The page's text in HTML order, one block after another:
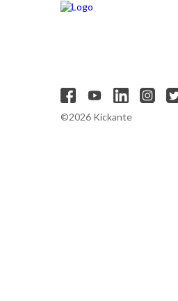
©2026 Kickante